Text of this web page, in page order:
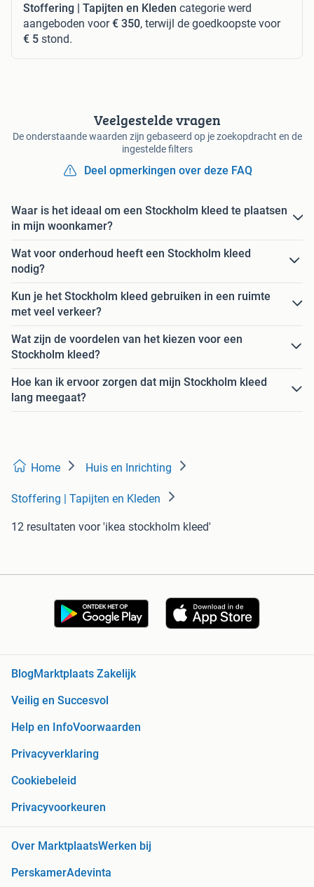
Stoffering | Tapijten en Kleden categorie werd
aangeboden voor€ 350, terwijl de goedkoopste voor
€ 5 stond.
Veelgestelde vragen
De onderstaande waarden zijn gebaseerd op je zoekopdracht en de
ingestelde filters
Deel opmerkingen over deze FAQ
Waar is het ideaal om een Stockholm kleed te plaatsen
in mijn woonkamer?
Wat voor onderhoud heeft een Stockholm kleed
nodig?
Kun je het Stockholm kleed gebruiken in een ruimte
met veel verkeer?
Wat zijn de voordelen van het kiezen voor een
Stockholm kleed?
Hoe kan ik ervoor zorgen dat mijn Stockholm kleed
lang meegaat?
Home Huis en Inrichting
Stoffering | Tapijten en Kleden
12 resultaten voor 'ikea stockholm kleed'
BlogMarktplaats Zakelijk
Veilig en Succesvol
Help en InfoVoorwaarden
Privacyverklaring
Cookiebeleid
Privacyvoorkeuren
Over MarktplaatsWerken bij
PerskamerAdevinta